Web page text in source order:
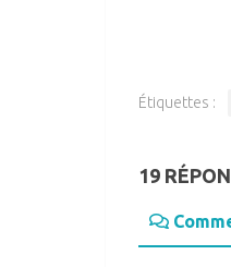
Étiquettes :
19